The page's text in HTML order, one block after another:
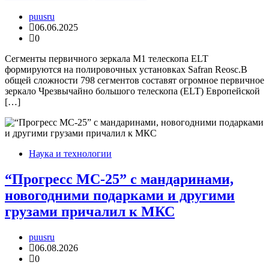
puusru
06.06.2025
0
Сегменты первичного зеркала M1 телескопа ELT
формируются на полировочных установках Safran Reosc.В
общей сложности 798 сегментов составят огромное первичное
зеркало Чрезвычайно большого телескопа (ELT) Европейской
[…]
Наука и технологии
“Прогресс МС-25” с мандаринами,
новогодними подарками и другими
грузами причалил к МКС
puusru
06.08.2026
0